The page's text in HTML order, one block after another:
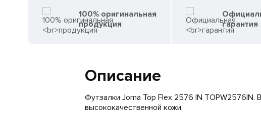
100% оригинальная
продукция
гарантия
Описание
Футзалки Joma Top Flex 2576 IN TOPW2576IN.
высококачественной кожи.